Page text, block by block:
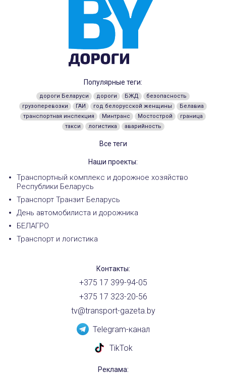
Популярные теги:
дороги Беларуси дороги БЖД
безопасность
грузоперевозки
ГАИ год белорусской женщины
Белавиа
транспортная инспекция
Минтранс Мостострой
граница
такси
логистика аварийность
Все теги
Наши проекты:
Транспортный комплекс и дорожное хозяйство
Республики Беларусь
Транспорт Транзит Беларусь
День автомобилиста и дорожника
БЕЛАГРО
Транспорт и логистика
Контакты:
+375 17 399-94-05
+375 17 323-20-56
tv@transport-gazeta.by
Telegram-канал
TikTok
Реклама: